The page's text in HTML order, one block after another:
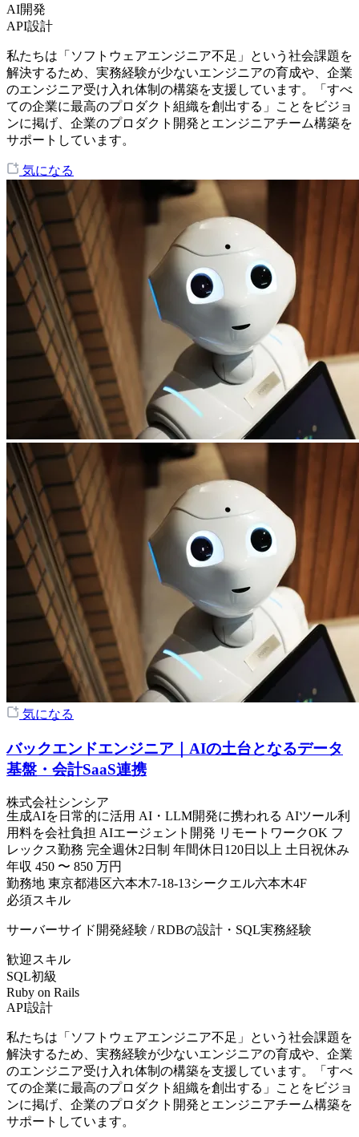
AI開発
API設計
私たちは「ソフトウェアエンジニア不足」という社会課題を
解決するため、実務経験が少ないエンジニアの育成や、企業
のエンジニア受け入れ体制の構築を支援しています。「すべ
ての企業に最高のプロダクト組織を創出する」ことをビジョ
ンに掲げ、企業のプロダクト開発とエンジニアチーム構築を
サポートしています。
気になる
気になる
バックエンドエンジニア｜AIの土台となるデータ
基盤・会計SaaS連携
株式会社シンシア
生成AIを日常的に活用 AI・LLM開発に携われる AIツール利
用料を会社負担 AIエージェント開発 リモートワークOK フ
レックス勤務 完全週休2日制 年間休日120日以上 土日祝休み
年収 450 〜 850 万円
勤務地 東京都港区六本木7-18-13シークエル六本木4F
必須スキル
サーバーサイド開発経験 / RDBの設計・SQL実務経験
歓迎スキル
SQL初級
Ruby on Rails
API設計
私たちは「ソフトウェアエンジニア不足」という社会課題を
解決するため、実務経験が少ないエンジニアの育成や、企業
のエンジニア受け入れ体制の構築を支援しています。「すべ
ての企業に最高のプロダクト組織を創出する」ことをビジョ
ンに掲げ、企業のプロダクト開発とエンジニアチーム構築を
サポートしています。